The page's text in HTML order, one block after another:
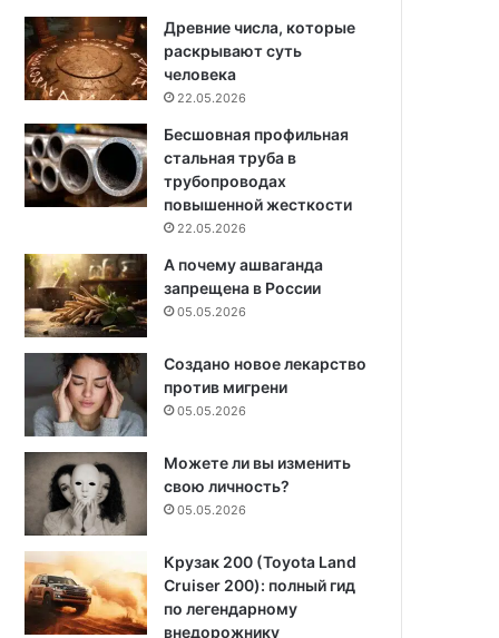
Древние числа, которые
раскрывают суть
человека
22.05.2026
Бесшовная профильная
стальная труба в
трубопроводах
повышенной жесткости
22.05.2026
А почему ашваганда
запрещена в России
05.05.2026
Создано новое лекарство
против мигрени
05.05.2026
Можете ли вы изменить
свою личность?
05.05.2026
Крузак 200 (Toyota Land
Cruiser 200): полный гид
по легендарному
внедорожнику